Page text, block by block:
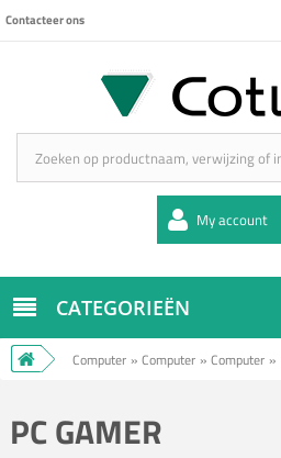
Contacteer ons
My account
CATEGORIEËN
Computer » Computer » Computer »
PC GAMER